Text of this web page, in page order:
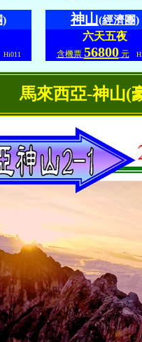
)
Hi011
神山(經濟團)
六天五夜
含機票 56800元
馬來西亞-神山(